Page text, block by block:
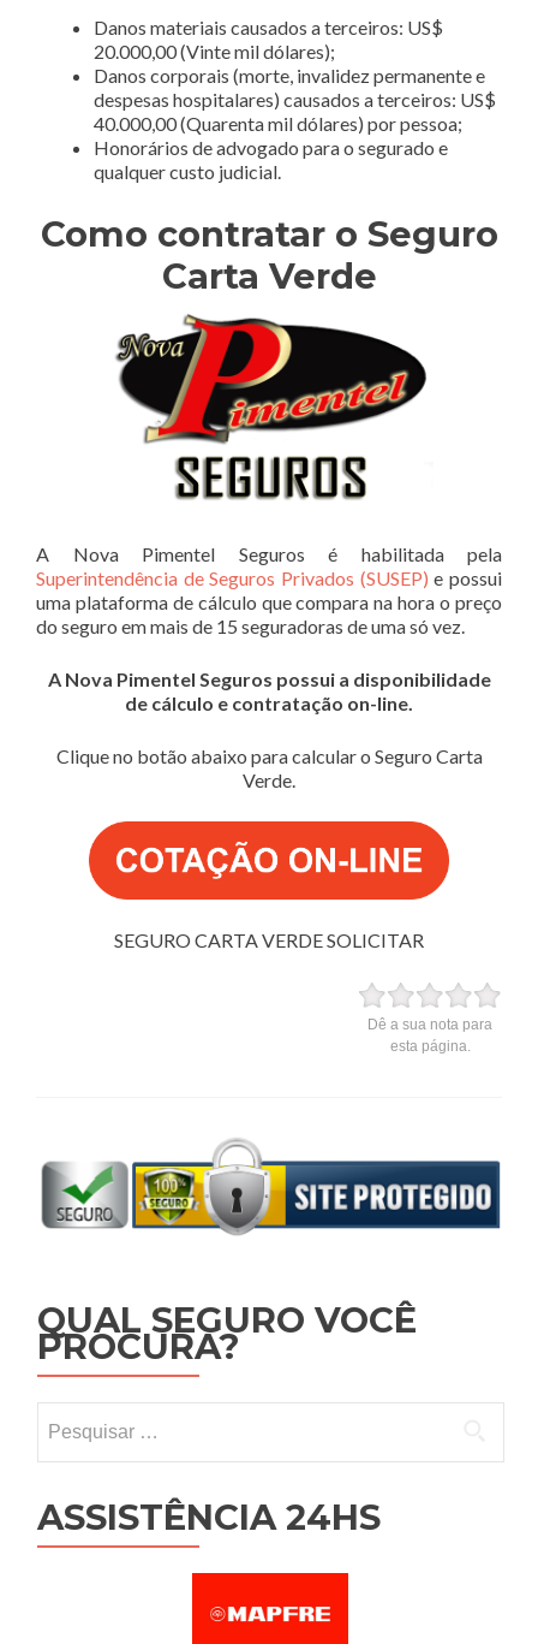
Danos materiais causados a terceiros: US$
20.000,00 (Vinte mil dólares);
Danos corporais (morte, invalidez permanente e
despesas hospitalares) causados a terceiros: US$
40.000,00 (Quarenta mil dólares) por pessoa;
Honorários de advogado para o segurado e
qualquer custo judicial.
Como contratar o Seguro
Carta Verde
A Nova Pimentel Seguros é habilitada pela
Superintendência de Seguros Privados (SUSEP) e possui
uma plataforma de cálculo que compara na hora o preço
do seguro em mais de 15 seguradoras de uma só vez.
A Nova Pimentel Seguros possui a disponibilidade
de cálculo e contratação on-line.
Clique no botão abaixo para calcular o Seguro Carta
Verde.
SEGURO CARTA VERDE SOLICITAR
Dê a sua nota para
esta página.
QUAL SEGURO VOCÊ
PROCURA?
ASSISTÊNCIA 24HS